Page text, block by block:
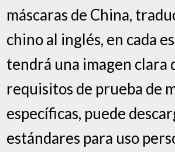
máscaras de China,
chino al inglés, en cada
tendrá una imagen clara
requisitos de prueba de
específicas, puede
estándares para uso